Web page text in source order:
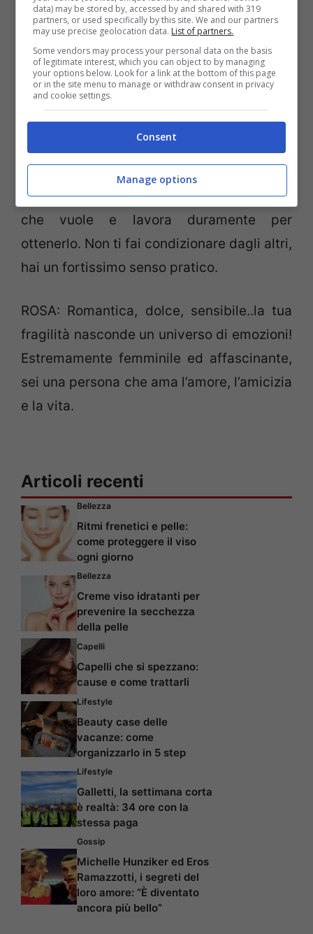
BLU: Sei riflessiva e malinconica, ti piace
riflettere e studiare te stessa e gli altri.
Introversa e timida, ma anche forte e
carismatica..non nascondere al mondo la
tua forza e concretezza!
VERDE: Concreta, equilibrata, stabile,
affidabile…sei una persona che sa quel
che vuole e lavora duramente per
ottenerlo. Non ti fai condizionare dagli altri,
hai un fortissimo senso pratico.
ROSA: Romantica, dolce, sensibile..la tua
fragilità nasconde un universo di emozioni!
Estremamente femminile ed affascinante,
sei una persona che ama l’amore, l’amicizia
e la vita.
Articoli recenti
Bellezza
Ritmi frenetici e pelle:
come proteggere il viso
ogni giorno
Bellezza
Creme viso idratanti per
prevenire la secchezza
della pelle
Capelli
Capelli che si spezzano:
cause e come trattarli
Lifestyle
Beauty case delle
vacanze: come
organizzarlo in 5 step
Lifestyle
Galletti, la settimana corta
è realtà: 34 ore con la
stessa paga
Gossip
Michelle Hunziker ed Eros
Ramazzotti, i segreti del
loro amore: “È diventato
ancora più bello”
data) may be stored by, accessed by and shared with 319
partners, or used specifically by this site. We and our partners
may use precise geolocation data. List of partners.
Some vendors may process your personal data on the basis
of legitimate interest, which you can object to by managing
your options below. Look for a link at the bottom of this page
or in the site menu to manage or withdraw consent in privacy
and cookie settings.
Consent
Manage options